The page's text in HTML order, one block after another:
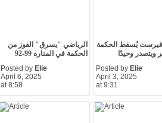
الرياضي "يسرق" الفوز من
الحكمة في المناره 99-92
Posted by Elie
April 6, 2025
at 8:58
يُسقط الحكمة
ويتصدر وحيدًا
Posted by Elie
April 3, 2025
at 9:31